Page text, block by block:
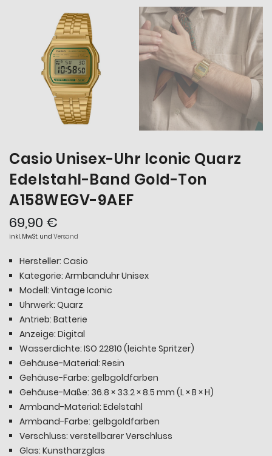
Casio Unisex-Uhr Iconic Quarz
Edelstahl-Band Gold-Ton
A158WEGV-9AEF
69,90 €
inkl. MwSt. und Versand
Hersteller: Casio
Kategorie: Armbanduhr Unisex
Modell: Vintage Iconic
Uhrwerk: Quarz
Antrieb: Batterie
Anzeige: Digital
Wasserdichte: ISO 22810 (leichte Spritzer)
Gehäuse-Material: Resin
Gehäuse-Farbe: gelbgoldfarben
Gehäuse-Maße: 36.8 × 33.2 × 8.5 mm (L × B × H)
Armband-Material: Edelstahl
Armband-Farbe: gelbgoldfarben
Verschluss: verstellbarer Verschluss
Glas: Kunstharzglas